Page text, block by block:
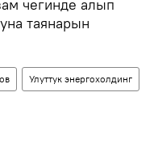
чегинде алып
таянарын
Улуттук энергохолдинг